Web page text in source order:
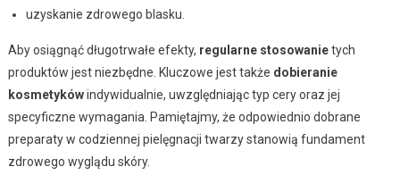
uzyskanie zdrowego blasku.
Aby osiągnąć długotrwałe efekty, regularne stosowanietych
produktów jest niezbędne. Kluczowe jest także dobieranie
kosmetykówindywidualnie, uwzględniając typ cery oraz jej
specyficzne wymagania. Pamiętajmy, że odpowiednio dobrane
preparaty w codziennej pielęgnacji twarzy stanowią fundament
zdrowego wyglądu skóry.